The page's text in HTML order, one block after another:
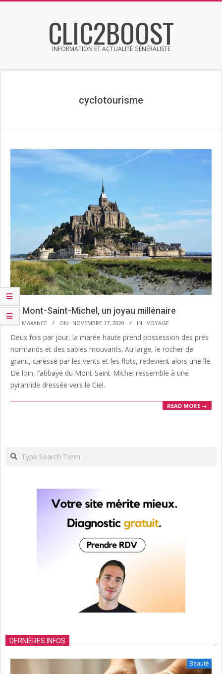
CLIC2BOOST
INFORMATION ET ACTUALITÉ GÉNÉRALISTE
cyclotourisme
Le Mont-Saint-Michel, un joyau millénaire
2020-
11-
17
BY: MAXANCE ON: NOVEMBRE 17, 2020 IN: VOYAGE
Deux fois par jour, la marée haute prend possession des prés
normands et des sables mouvants. Au large, le rocher de
granit, caressé par les vents et les flots, redevient alors une île.
De loin, l’abbaye du Mont-Saint-Michel ressemble à une
pyramide dressée vers le Ciel.
READ MORE →
Search
DERNIÈRES INFOS
Beauté